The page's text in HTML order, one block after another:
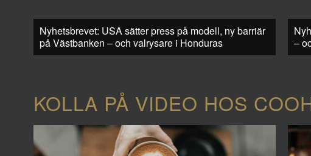
Nyhetsbrevet: USA sätter press på modell, ny barriär
på Västbanken – och valrysare i Honduras
–
KOLLA PÅ VIDEO HOS